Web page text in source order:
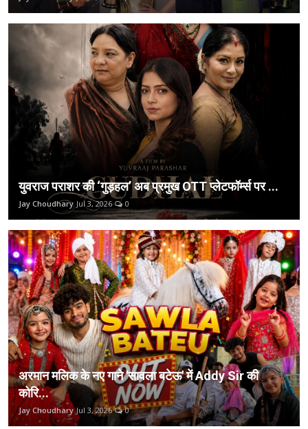
युवराज पराशर की ‘गुड़हल’ अब प्रमुख OTT प्लेटफॉर्म्स पर ...
Jay Choudhary Jul 3, 2026 0
अरमान मलिक के नए गाने 'सावला बटेऊ' में Addy Sir की
कोरि...
Jay Choudhary Jul 3, 2026 0